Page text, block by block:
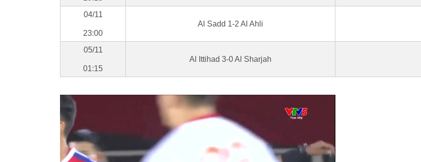
04/11
23:00
Al Sadd 1-2 Al Ahli
05/11
01:15
Al Ittihad 3-0 Al Sharjah